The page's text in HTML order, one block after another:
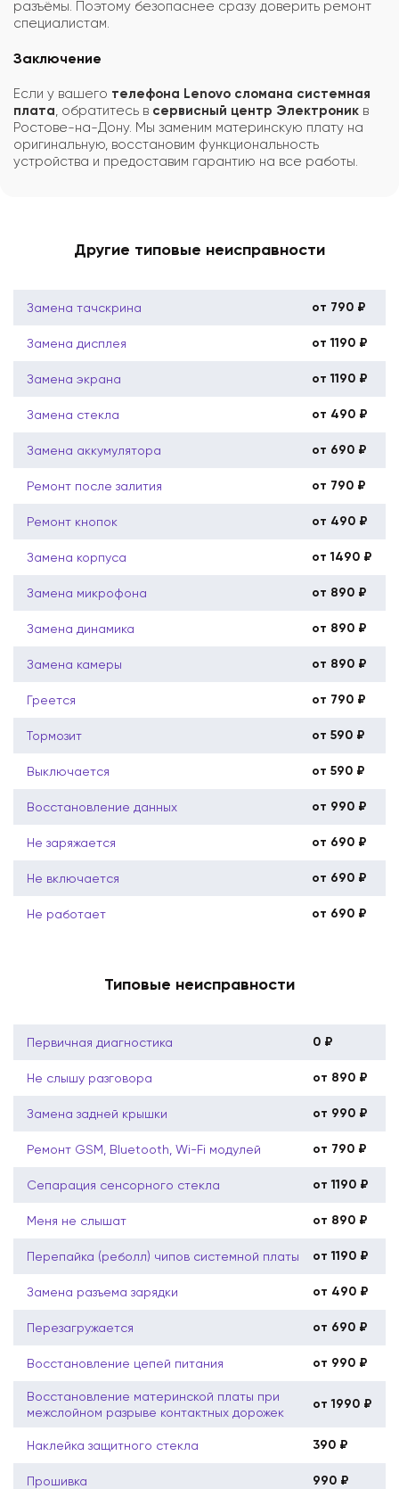
разъёмы. Поэтому безопаснее сразу доверить ремонт
специалистам.
Заключение
Если у вашего телефона Lenovo сломана системная
плата , обратитесь в сервисный центр Электроник в
Ростове-на-Дону. Мы заменим материнскую плату на
оригинальную, восстановим функциональность
устройства и предоставим гарантию на все работы.
Другие типовые неисправности
Замена тачскрина от 790 ₽
Замена дисплея от 1190 ₽
Замена экрана от 1190 ₽
Замена стекла от 490 ₽
Замена аккумулятора от 690 ₽
Ремонт после залития от 790 ₽
Ремонт кнопок от 490 ₽
Замена корпуса от 1490 ₽
Замена микрофона от 890 ₽
Замена динамика от 890 ₽
Замена камеры от 890 ₽
Греется от 790 ₽
Тормозит от 590 ₽
Выключается от 590 ₽
Восстановление данных от 990 ₽
Не заряжается от 690 ₽
Не включается от 690 ₽
Не работает от 690 ₽
Типовые неисправности
Первичная диагностика 0 ₽
Не слышу разговора от 890 ₽
Замена задней крышки от 990 ₽
Ремонт GSM, Bluetooth, Wi-Fi модулей от 790 ₽
Сепарация сенсорного стекла от 1190 ₽
Меня не слышат от 890 ₽
Перепайка (реболл) чипов системной платы от 1190 ₽
Замена разъема зарядки от 490 ₽
Перезагружается от 690 ₽
Восстановление цепей питания от 990 ₽
Восстановление материнской платы при
межслойном разрыве контактных дорожек
от 1990 ₽
Наклейка защитного стекла 390 ₽
Прошивка 990 ₽